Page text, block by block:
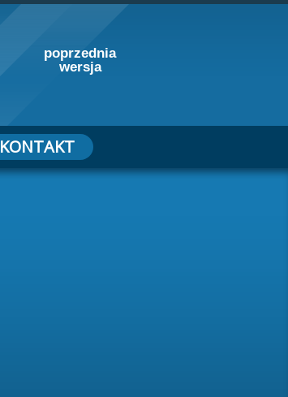
poprzednia
wersja
KONTAKT